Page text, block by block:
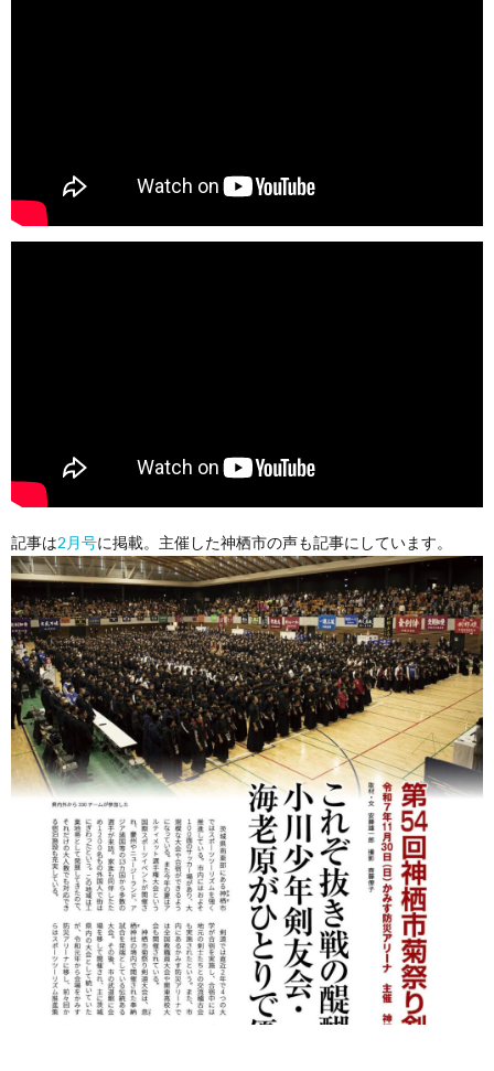
記事は2月号に掲載。主催した神栖市の声も記事にしています。